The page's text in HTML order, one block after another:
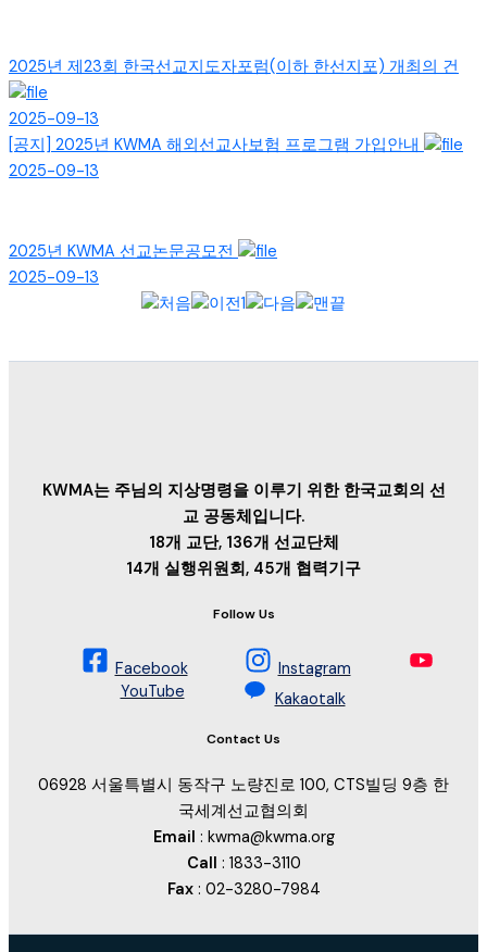
2025년 제23회 한국선교지도자포럼(이하 한선지포) 개최의 건
2025-09-13
[공지] 2025년 KWMA 해외선교사보험 프로그램 가입안내
2025-09-13
2025년 KWMA 선교논문공모전
2025-09-13
1
KWMA는 주님의 지상명령을 이루기 위한 한국교회의 선
교 공동체입니다.
18개 교단, 136개 선교단체
14개 실행위원회, 45개 협력기구
Follow Us
Facebook
Instagram
YouTube
Kakaotalk
Contact Us
06928 서울특별시 동작구 노량진로 100, CTS빌딩 9층 한
국세계선교협의회
Email : kwma@kwma.org
Call : 1833-3110
Fax : 02-3280-7984